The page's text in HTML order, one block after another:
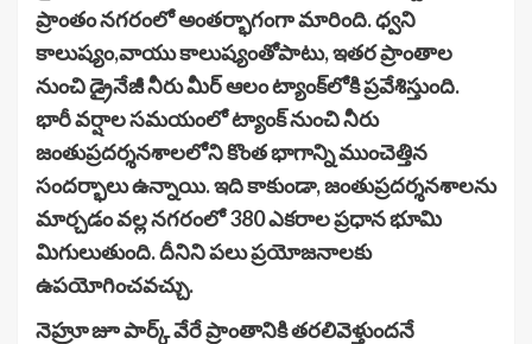
ప్రాంతం నగరంలో అంతర్భాగంగా మారింది. ధ్వని
కాలుష్యం,వాయు కాలుష్యంతోపాటు, ఇతర ప్రాంతాల
నుంచి డ్రైనేజీ నీరు మీర్ ఆలం ట్యాంక్‌లోకి ప్రవేశిస్తుంది.
భారీ వర్షాల సమయంలో ట్యాంక్ నుంచి నీరు
జంతుప్రదర్శనశాలలోని కొంత భాగాన్ని ముంచెత్తిన
సందర్భాలు ఉన్నాయి. ఇది కాకుండా, జంతుప్రదర్శనశాలను
మార్చడం వల్ల నగరంలో 380 ఎకరాల ప్రధాన భూమి
మిగులుతుంది. దీనిని పలు ప్రయోజనాలకు
ఉపయోగించవచ్చు.
నెహ్రూ జూ పార్క్ వేరే ప్రాంతానికి తరలివెళ్తుందనే